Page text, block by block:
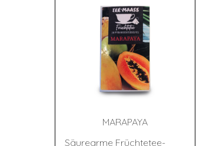
MARA­PA­YA
Säurearme Früchtetee-